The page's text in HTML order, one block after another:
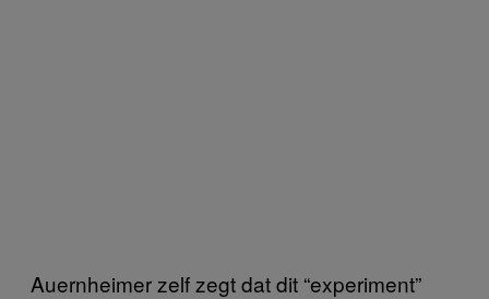
Auernheimer zelf zegt dat dit “experiment”